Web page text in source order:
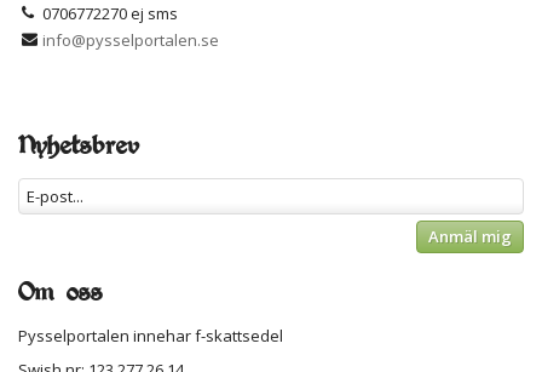
0706772270 ej sms
info@pysselportalen.se
Nyhetsbrev
Anmäl mig
Om oss
Pysselportalen innehar f-skattsedel